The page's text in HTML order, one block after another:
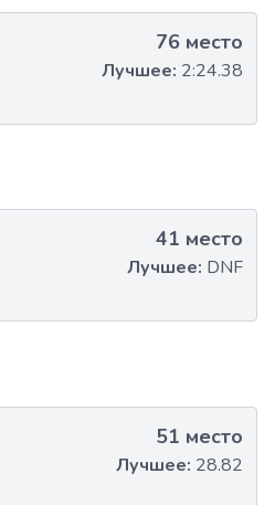
76 место
Лучшее: 2:24.38
41 место
Лучшее: DNF
51 место
Лучшее: 28.82